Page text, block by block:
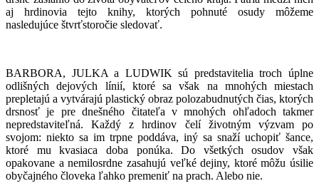
aj hrdinovia tejto knihy, ktorých pohnuté osudy môžeme
nasledujúce štvrťstoročie sledovať.
BARBORA, JULKA a LUDWIK sú predstavitelia troch úplne
odlišných dejových línií, ktoré sa však na mnohých miestach
prepletajú a vytvárajú plastický obraz polozabudnutých čias, ktorých
drsnosť je pre dnešného čitateľa v mnohých ohľadoch takmer
nepredstaviteľná. Každý z hrdinov čelí životným výzvam po
svojom: niekto sa im trpne poddáva, iný sa snaží uchopiť šance,
ktoré mu kvasiaca doba ponúka. Do všetkých osudov však
opakovane a nemilosrdne zasahujú veľké dejiny, ktoré môžu úsilie
obyčajného človeka ľahko premeniť na prach. Alebo nie.